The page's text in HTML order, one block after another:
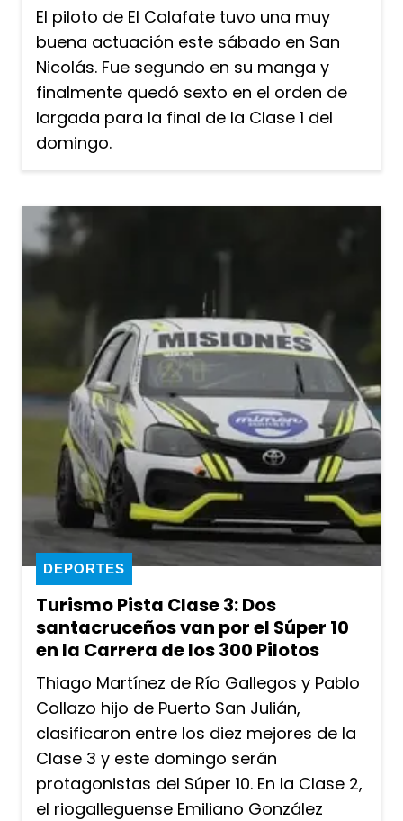
El piloto de El Calafate tuvo una muy
buena actuación este sábado en San
Nicolás. Fue segundo en su manga y
finalmente quedó sexto en el orden de
largada para la final de la Clase 1 del
domingo.
Turismo Pista Clase 3: Dos
santacruceños van por el Súper 10
en la Carrera de los 300 Pilotos
DEPORTES
Thiago Martínez de Río Gallegos y Pablo
Collazo hijo de Puerto San Julián,
clasificaron entre los diez mejores de la
Clase 3 y este domingo serán
protagonistas del Súper 10. En la Clase 2,
el riogalleguense Emiliano González